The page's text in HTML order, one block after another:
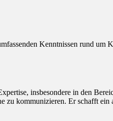
Kenntnissen rund um
insbesondere in den
zu kommunizieren. Er schafft